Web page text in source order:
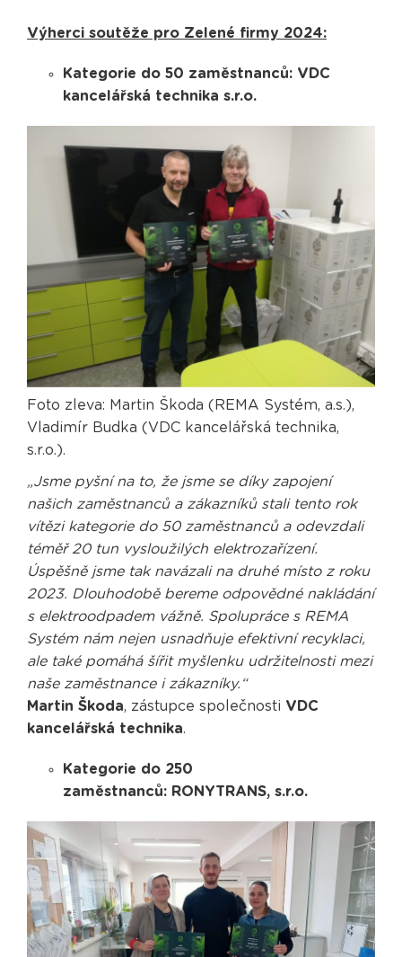
Výherci soutěže pro Zelené firmy 2024:
Kategorie do 50 zaměstnanců: VDC
kancelářská technika s.r.o.
Foto zleva: Martin Škoda (REMA Systém, a.s.),
Vladimír Budka (VDC kancelářská technika,
s.r.o.).
„Jsme pyšní na to, že jsme se díky zapojení
našich zaměstnanců a zákazníků stali tento rok
vítězi kategorie do 50 zaměstnanců a odevzdali
téměř 20 tun vysloužilých elektrozařízení.
Úspěšně jsme tak navázali na druhé místo z roku
2023. Dlouhodobě bereme odpovědné nakládání
s elektroodpadem vážně. Spolupráce s REMA
Systém nám nejen usnadňuje efektivní recyklaci,
ale také pomáhá šířit myšlenku udržitelnosti mezi
naše zaměstnance i zákazníky.“
Martin Škoda, zástupce společnosti VDC
kancelářská technika.
Kategorie do 250
zaměstnanců: RONYTRANS, s.r.o.